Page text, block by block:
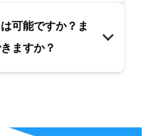
可能ですか？ま
ますか？